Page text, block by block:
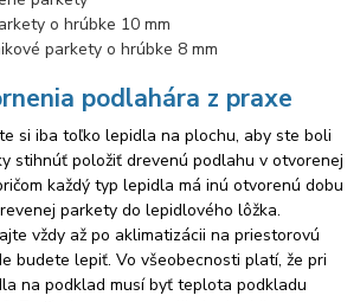
o hrúbke 10 mm
parkety o hrúbke 8 mm
podlahára z praxe
si iba toľko lepidla na plochu, aby ste boli
stihnúť položiť drevenú podlahu v otvorenej
každý typ lepidla má inú otvorenú dobu
parkety do lepidlového lôžka.
vždy až po aklimatizácii na priestorovú
budete lepiť. Vo všeobecnosti platí, že pri
na podklad musí byť teplota podkladu